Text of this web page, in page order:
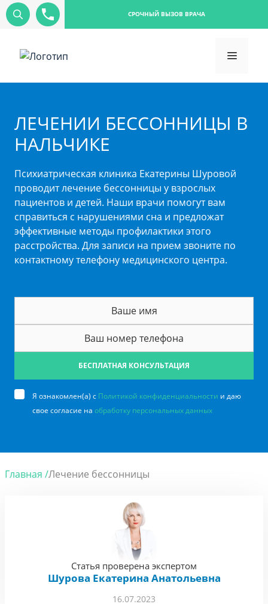
СРОЧНЫЙ ВЫЗОВ ВРАЧА
ЛЕЧЕНИИ БЕССОННИЦЫ В
НАЛЬЧИКЕ
Психиатрическая клиника Екатерины Шуровой
проводит лечение бессонницы у взрослых
пациентов и детей. Наши врачи помогут вам
справиться с нарушениями сна и предложат
эффективные методы профилактики этого
расстройства. Для записи на прием звоните по
контактному телефону медицинского центра.
БЕСПЛАТНАЯ КОНСУЛЬТАЦИЯ
Я ознакомлен(а) с Политикой конфиденциальности и даю
свое согласие на обработку персональных данных
Главная /Лечение бессонницы
16.07.2023
Статья проверена экспертом
Шурова Екатерина Анатольевна